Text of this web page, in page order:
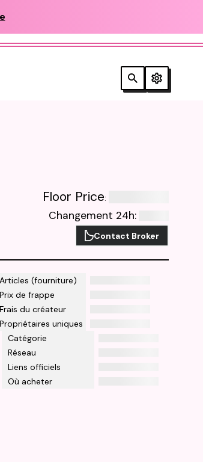
Floor Price:
Changement 24h:
Contact Broker
Articles (fourniture)
Prix de frappe
Frais du créateur
Propriétaires uniques
Catégorie
Réseau
Liens officiels
Où acheter